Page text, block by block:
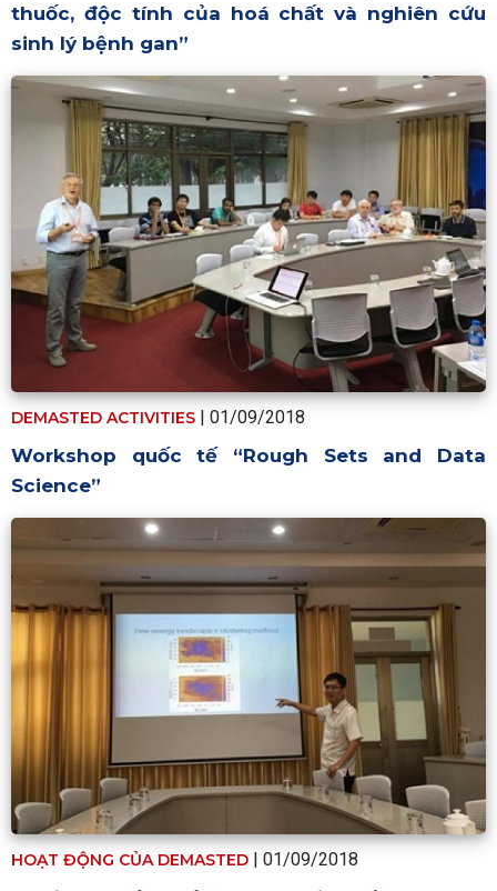
thuốc, độc tính của hoá chất và nghiên cứu
sinh lý bệnh gan”
DEMASTED ACTIVITIES | 01/09/2018
Workshop quốc tế “Rough Sets and Data
Science”
HOẠT ĐỘNG CỦA DEMASTED | 01/09/2018